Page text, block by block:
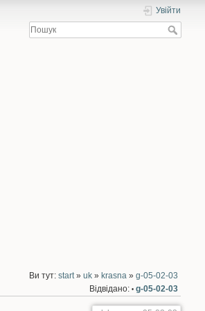
Увійти
Ви тут: start» uk» krasna » g-05-02-03
Відвідано: • g-05-02-03